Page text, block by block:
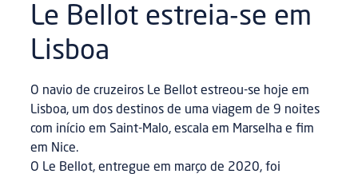
Le Bellot estreia-se em
Lisboa
O navio de cruzeiros Le Bellot estreou-se hoje em
Lisboa, um dos destinos de uma viagem de 9 noites
com início em Saint-Malo, escala em Marselha e fim
em Nice.
O Le Bellot, entregue em março de 2020, foi